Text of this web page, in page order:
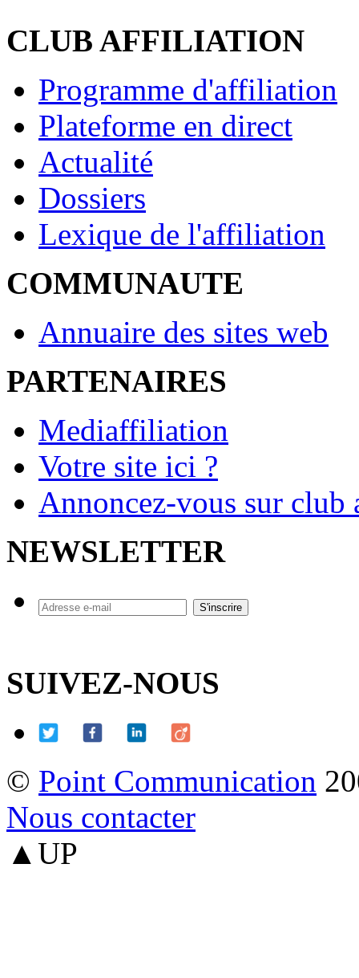
CLUB AFFILIATION
Programme d'affiliation
Plateforme en direct
Actualité
Dossiers
Lexique de l'affiliation
COMMUNAUTE
Annuaire des sites web
PARTENAIRES
Mediaffiliation
Votre site ici ?
Annoncez-vous sur
NEWSLETTER
SUIVEZ-NOUS
© Point Communication
Nous contacter
▲UP